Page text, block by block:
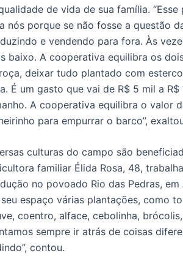
de vida de sua família.
nós porque se não fosse a questão
e vendendo para fora. Às
baixo. A cooperativa equilibra os
deixar tudo plantado com
É um gasto que vai de R$ 5 mil a
A cooperativa equilibra o valor
para empurrar o barco”,
culturas do campo são
familiar Élida Rosa, 48,
no povoado Rio das Pedras,
espaço várias plantações, como
coentro, alface, cebolinha,
sempre ir atrás de coisas
contou.